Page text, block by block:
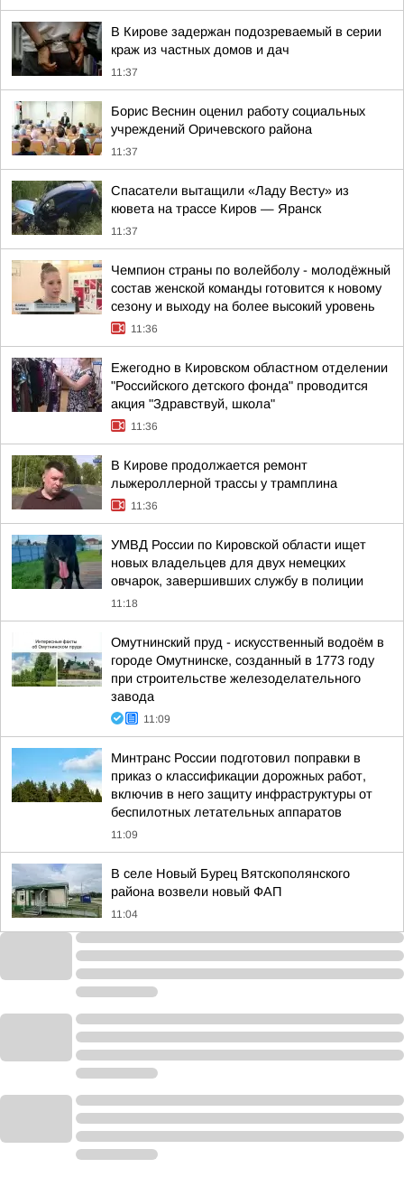
В Кирове задержан подозреваемый в серии
краж из частных домов и дач
11:37
Борис Веснин оценил работу социальных
учреждений Оричевского района
11:37
Спасатели вытащили «Ладу Весту» из
кювета на трассе Киров — Яранск
11:37
Чемпион страны по волейболу - молодёжный
состав женской команды готовится к новому
сезону и выходу на более высокий уровень
11:36
Ежегодно в Кировском областном отделении
"Российского детского фонда" проводится
акция "Здравствуй, школа"
11:36
В Кирове продолжается ремонт
лыжероллерной трассы у трамплина
11:36
УМВД России по Кировской области ищет
новых владельцев для двух немецких
овчарок, завершивших службу в полиции
11:18
Омутнинский пруд - искусственный водоём в
городе Омутнинске, созданный в 1773 году
при строительстве железоделательного
завода
11:09
Минтранс России подготовил поправки в
приказ о классификации дорожных работ,
включив в него защиту инфраструктуры от
беспилотных летательных аппаратов
11:09
В селе Новый Бурец Вятскополянского
района возвели новый ФАП
11:04